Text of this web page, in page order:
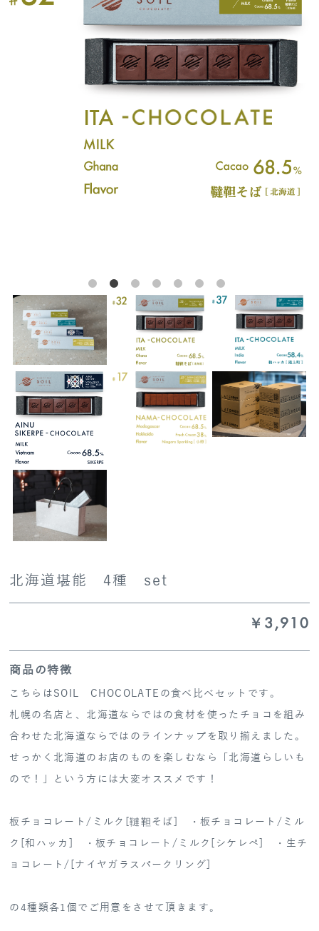
北海道堪能 4種 set
￥3,910
商品の特徴
こちらはSOIL CHOCOLATEの食べ比べセットです。
札幌の名店と、北海道ならではの食材を使ったチョコを組み
合わせた北海道ならではのラインナップを取り揃えました。
せっかく北海道のお店のものを楽しむなら「北海道らしいも
ので！」という方には大変オススメです！
板チョコレート/ミルク[韃靼そば] ・板チョコレート/ミル
ク[和ハッカ] ・板チョコレート/ミルク[シケレペ] ・生チ
ョコレート/[ナイヤガラスパークリング]
の4種類各1個でご用意をさせて頂きます。